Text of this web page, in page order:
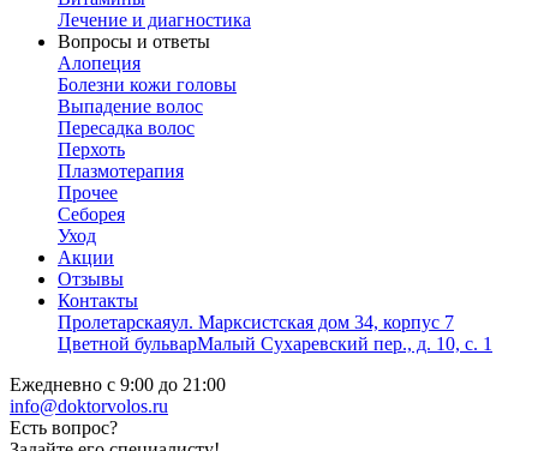
Лечение и диагностика
Вопросы и ответы
Алопеция
Болезни кожи головы
Выпадение волос
Пересадка волос
Перхоть
Плазмотерапия
Прочее
Себорея
Уход
Акции
Отзывы
Контакты
Пролетарскаяул. Марксистская дом 34, корпус 7
Цветной бульварМалый Сухаревский пер., д. 10, с. 1
Ежедневно с 9:00 до 21:00
info@doktorvolos.ru
Есть вопрос?